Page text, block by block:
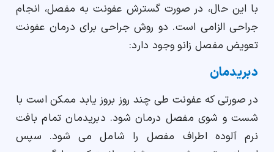
با این حال، در صورت گسترش عفونت به مفصل، انجام
جراحی الزامی است. دو روش جراحی برای درمان عفونت
تعویض مفصل زانو وجود دارد:
دبریدمان
در صورتی که عفونت طی چند روز بروز یابد ممکن است با
شست و شوی مفصل درمان شود. دبریدمان تمام بافت
نرم آلوده اطراف مفصل را شامل می شود. سپس